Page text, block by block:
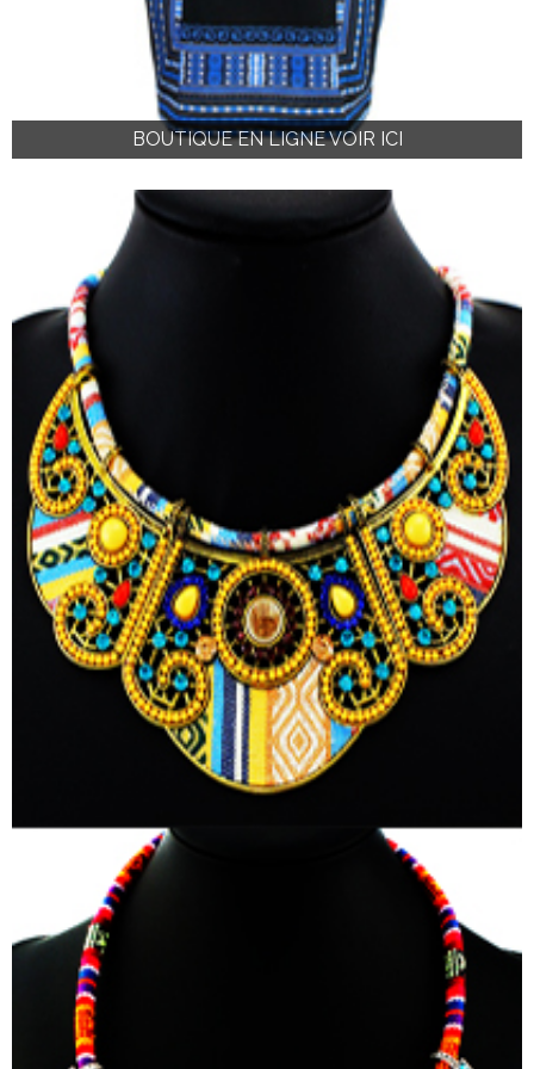
BOUTIQUE EN LIGNE VOIR ICI